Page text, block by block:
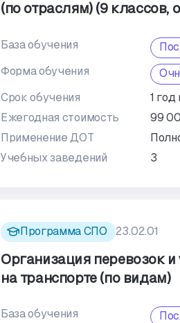
(по отраслям) (9 классов,
База обучения
Форма обучения
Срок обучения
1
Ежегодная стоимость
99
Применение ДОТ
Учебных заведений
3
Программа СПО 23.02.01
Организация перевозок и
на транспорте (по видам)
База обучения